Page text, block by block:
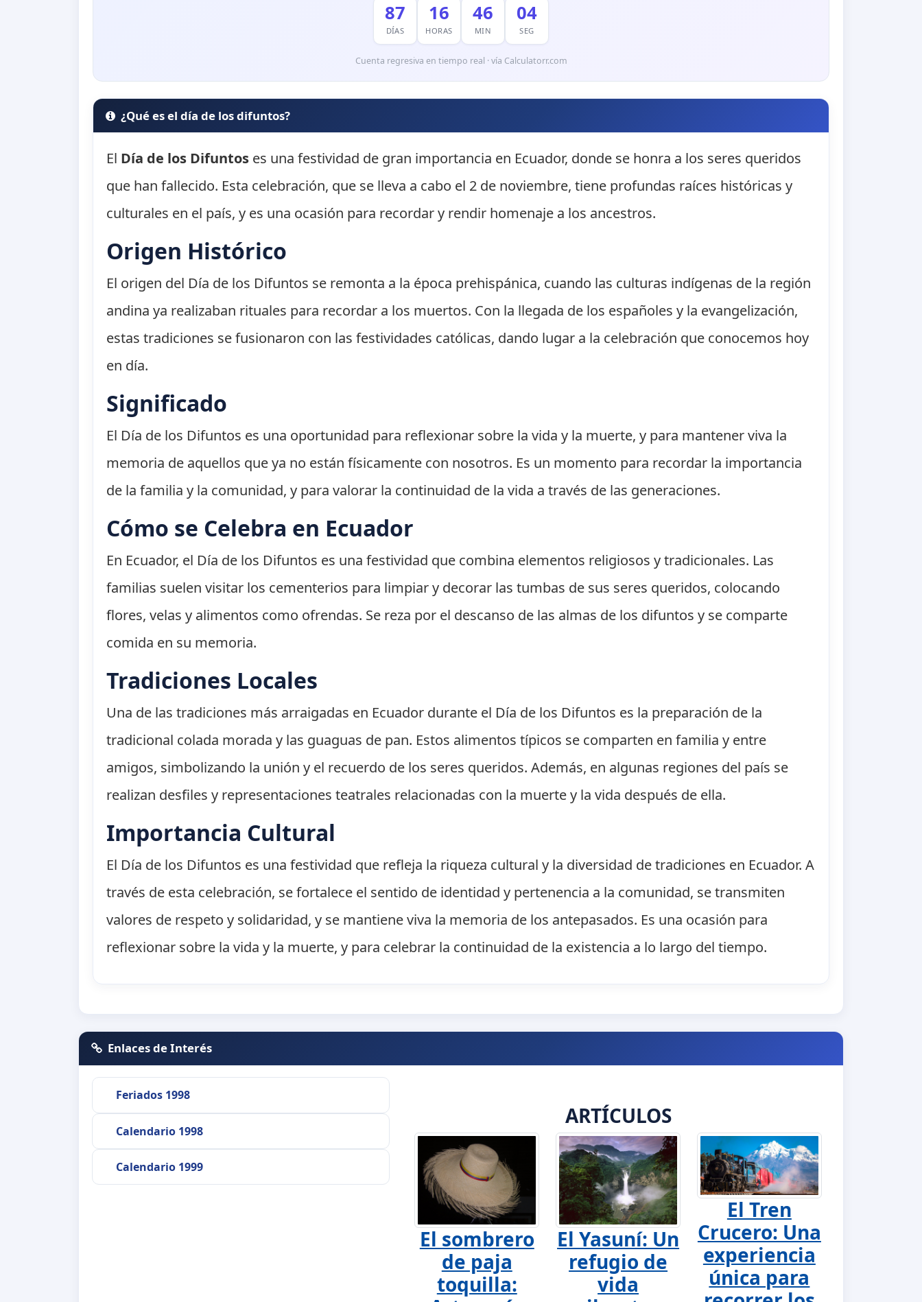
87
DÍAS
16
HORAS
46
MIN
02
SEG
Cuenta regresiva en tiempo real · vía Calculatorr.com
¿Qué es el día de los difuntos?
El Día de los Difuntos es una festividad de gran importancia en Ecuador, donde se honra a los seres queridos
que han fallecido. Esta celebración, que se lleva a cabo el 2 de noviembre, tiene profundas raíces históricas y
culturales en el país, y es una ocasión para recordar y rendir homenaje a los ancestros.
Origen Histórico
El origen del Día de los Difuntos se remonta a la época prehispánica, cuando las culturas indígenas de la región
andina ya realizaban rituales para recordar a los muertos. Con la llegada de los españoles y la evangelización,
estas tradiciones se fusionaron con las festividades católicas, dando lugar a la celebración que conocemos hoy
en día.
Significado
El Día de los Difuntos es una oportunidad para reflexionar sobre la vida y la muerte, y para mantener viva la
memoria de aquellos que ya no están físicamente con nosotros. Es un momento para recordar la importancia
de la familia y la comunidad, y para valorar la continuidad de la vida a través de las generaciones.
Cómo se Celebra en Ecuador
En Ecuador, el Día de los Difuntos es una festividad que combina elementos religiosos y tradicionales. Las
familias suelen visitar los cementerios para limpiar y decorar las tumbas de sus seres queridos, colocando
flores, velas y alimentos como ofrendas. Se reza por el descanso de las almas de los difuntos y se comparte
comida en su memoria.
Tradiciones Locales
Una de las tradiciones más arraigadas en Ecuador durante el Día de los Difuntos es la preparación de la
tradicional colada morada y las guaguas de pan. Estos alimentos típicos se comparten en familia y entre
amigos, simbolizando la unión y el recuerdo de los seres queridos. Además, en algunas regiones del país se
realizan desfiles y representaciones teatrales relacionadas con la muerte y la vida después de ella.
Importancia Cultural
El Día de los Difuntos es una festividad que refleja la riqueza cultural y la diversidad de tradiciones en Ecuador. A
través de esta celebración, se fortalece el sentido de identidad y pertenencia a la comunidad, se transmiten
valores de respeto y solidaridad, y se mantiene viva la memoria de los antepasados. Es una ocasión para
reflexionar sobre la vida y la muerte, y para celebrar la continuidad de la existencia a lo largo del tiempo.
Enlaces de Interés
Feriados 1998
Calendario 1998
Calendario 1999
ARTÍCULOS
El sombrero
de paja
toquilla:
El Yasuní: Un
refugio de
vida
El Tren
Crucero: Una
experiencia
única para